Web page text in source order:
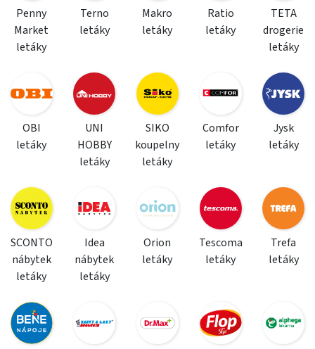
Penny
Market
letáky
Terno
letáky
Makro
letáky
Ratio
letáky
TETA
drogerie
letáky
OBI
letáky
UNI
HOBBY
letáky
SIKO
koupelny
letáky
Comfor
letáky
Jysk
letáky
SCONTO
nábytek
letáky
Idea
nábytek
letáky
Orion
letáky
Tescoma
letáky
Trefa
letáky